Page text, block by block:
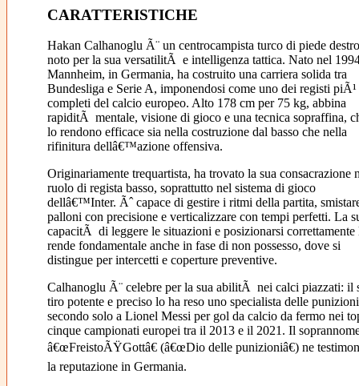
CARATTERISTICHE
Hakan Calhanoglu Ã¨ un centrocampista turco di piede
noto per la sua versatilitÃ e intelligenza tattica. Nato nel
Mannheim, in Germania, ha costruito una carriera solida tra
Bundesliga e Serie A, imponendosi come uno dei registi piÃ¹
completi del calcio europeo. Alto 178 cm per 75 kg, abbina
rapiditÃ mentale, visione di gioco e una tecnica sopraffina,
lo rendono efficace sia nella costruzione dal basso che nella
rifinitura dellâ€™azione offensiva.
Originariamente trequartista, ha trovato la sua consacrazione
ruolo di regista basso, soprattutto nel sistema di gioco
dellâ€™Inter. Ãˆ capace di gestire i ritmi della partita,
palloni con precisione e verticalizzare con tempi perfetti. La
capacitÃ di leggere le situazioni e posizionarsi correttamente
rende fondamentale anche in fase di non possesso, dove si
distingue per intercetti e coperture preventive.
Calhanoglu Ã¨ celebre per la sua abilitÃ nei calci piazzati: il
tiro potente e preciso lo ha reso uno specialista delle
secondo solo a Lionel Messi per gol da calcio da fermo nei
cinque campionati europei tra il 2013 e il 2021. Il
â€œFreistoÃŸGottâ€ (â€œDio delle punizioniâ€) ne
la reputazione in Germania.